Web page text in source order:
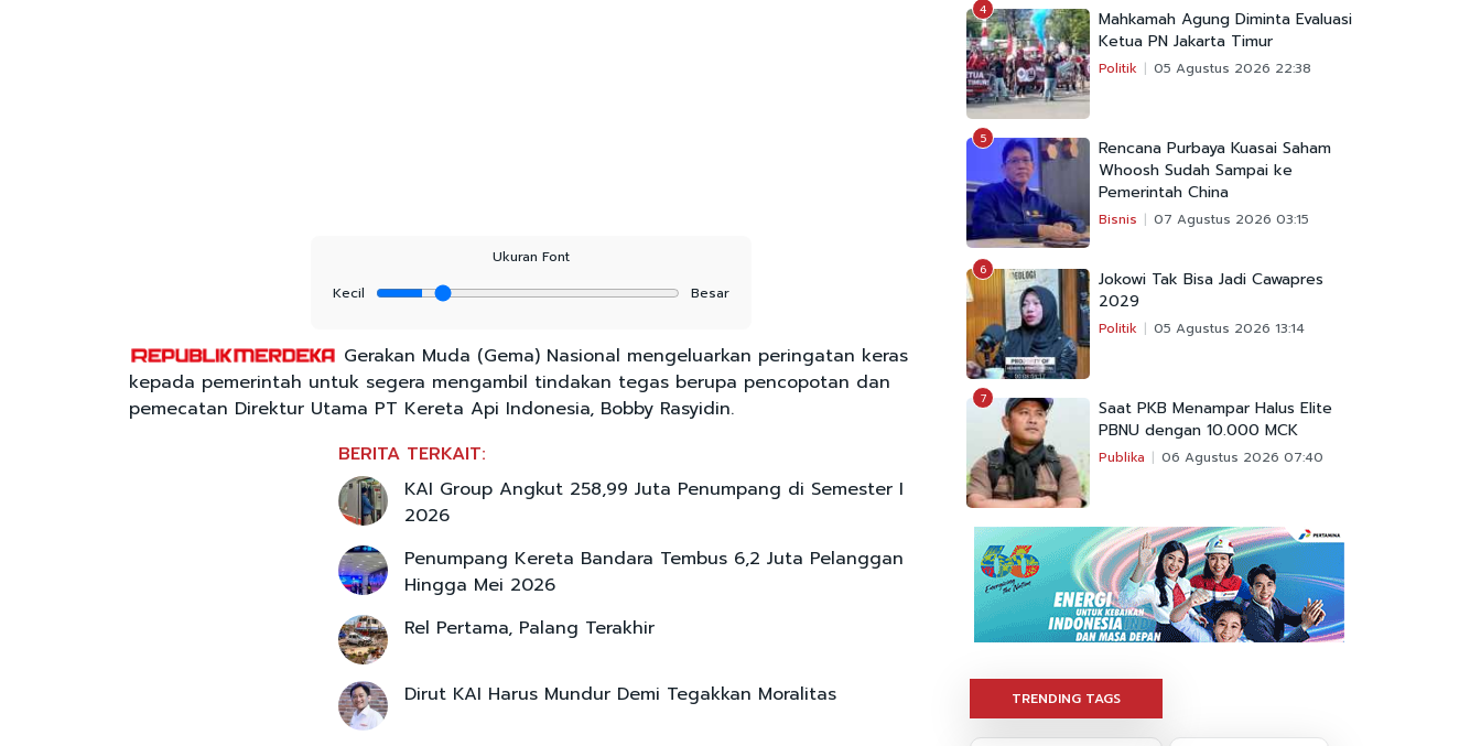
Ukuran Font
Kecil
Besar
Gerakan Muda (Gema) Nasional mengeluarkan peringatan keras
kepada pemerintah untuk segera mengambil tindakan tegas berupa pencopotan dan
pemecatan Direktur Utama PT Kereta Api Indonesia, Bobby Rasyidin.
BERITA TERKAIT:
KAI Group Angkut 258,99 Juta Penumpang di Semester I
2026
Penumpang Kereta Bandara Tembus 6,2 Juta Pelanggan
Hingga Mei 2026
Rel Pertama, Palang Terakhir
Dirut KAI Harus Mundur Demi Tegakkan Moralitas
4
Mahkamah Agung Diminta Evaluasi
Ketua PN Jakarta Timur
Politik 05 Agustus 2026 22:38
5
Rencana Purbaya Kuasai Saham
Whoosh Sudah Sampai ke
Pemerintah China
Bisnis 07 Agustus 2026 03:15
6
Jokowi Tak Bisa Jadi Cawapres
2029
Politik 05 Agustus 2026 13:14
7
Saat PKB Menampar Halus Elite
PBNU dengan 10.000 MCK
Publika 06 Agustus 2026 07:40
TRENDING TAGS